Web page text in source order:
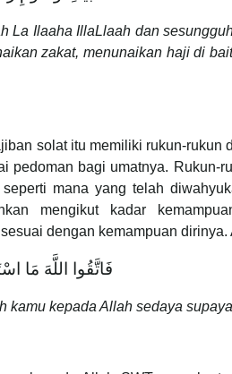
La Ilaaha IllaLlaah dan
zakat, menunaikan haji di
solat itu memiliki rukun-rukun
pedoman bagi umatnya. Rukun-
mana yang telah
mengikut kadar
dengan kemampuan dirinya.
فَاتَّقُوا اللَّهَ مَا
kamu kepada Allah sedaya